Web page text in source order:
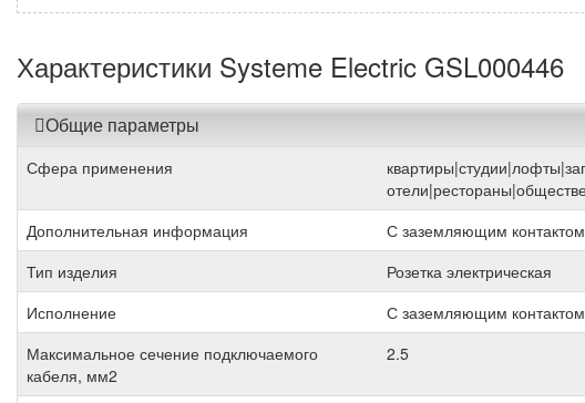
Характеристики Systeme Electric GSL000446
Общие параметры
Сфера применения
Дополнительная информация
С заземляющим контактом
Тип изделия
Розетка электрическая
Исполнение
С заземляющим
Максимальное сечение подключаемого
кабеля, мм2
2.5